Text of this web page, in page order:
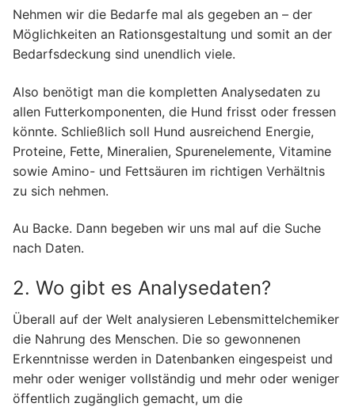
Nehmen wir die Bedarfe mal als gegeben an – der
Möglichkeiten an Rationsgestaltung und somit an der
Bedarfsdeckung sind unendlich viele.
Also benötigt man die kompletten Analysedaten zu
allen Futterkomponenten, die Hund frisst oder fressen
könnte. Schließlich soll Hund ausreichend Energie,
Proteine, Fette, Mineralien, Spurenelemente, Vitamine
sowie Amino- und Fettsäuren im richtigen Verhältnis
zu sich nehmen.
Au Backe. Dann begeben wir uns mal auf die Suche
nach Daten.
2. Wo gibt es Analysedaten?
Überall auf der Welt analysieren Lebensmittelchemiker
die Nahrung des Menschen. Die so gewonnenen
Erkenntnisse werden in Datenbanken eingespeist und
mehr oder weniger vollständig und mehr oder weniger
öffentlich zugänglich gemacht, um die